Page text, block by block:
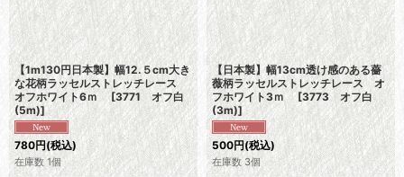
【1m130円日本製】幅12.５cm大き
な花柄ラッセルストレッチレース
オフホワイト6ｍ [3771 オフ白
(5m)]
780円(税込)
在庫数 1個
【日本製】幅13cm透け感のある薔
薇柄ラッセルストレッチレース オ
フホワイト3ｍ [3773 オフ白
(3m)]
500円(税込)
在庫数 3個